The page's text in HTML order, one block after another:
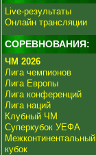
Live-результаты
Онлайн трансляции
СОРЕВНОВАНИЯ:
ЧМ 2026
Лига чемпионов
Лига Европы
Лига конференций
Лига наций
Клубный ЧМ
Суперкубок УЕФА
Межконтинентальный
кубок